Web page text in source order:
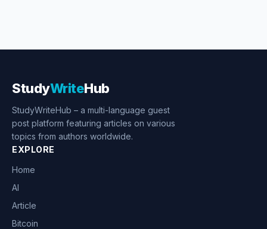
StudyWriteHub
StudyWriteHub – a multi-language guest
post platform featuring articles on various
topics from authors worldwide.
EXPLORE
Home
AI
Article
Bitcoin